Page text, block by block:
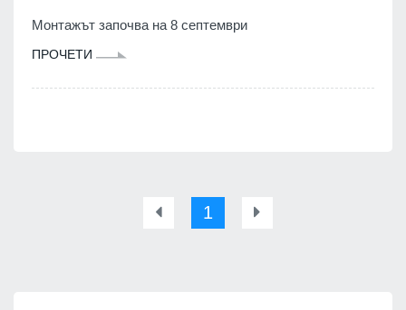
Монтажът започва на 8 септември
ПРОЧЕТИ
1